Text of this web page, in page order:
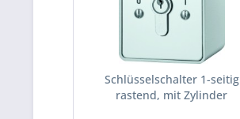
Schlüsselschalter 1-seitig
rastend, mit Zylinder